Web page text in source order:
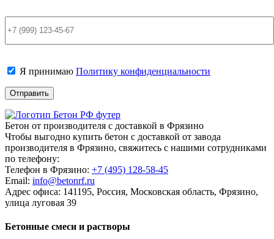
Я принимаю Политику конфиденциальности
Бетон от производителя с доставкой в Фрязино
Чтобы выгодно купить бетон с доставкой от завода
производителя в Фрязино, свяжитесь с нашими сотрудниками
по телефону:
Телефон в Фрязино: +7 (495) 128-58-45
Email: info@betonrf.ru
Адрес офиса: 141195, Россия, Московская область, Фрязино,
улица луговая 39
Бетонные смеси и растворы